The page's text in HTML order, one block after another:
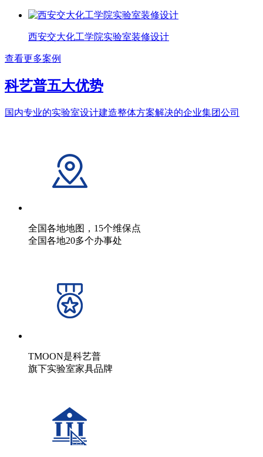
西安交大化工学院实验室装修设计
查看更多案例
科艺普五大优势
国内专业的实验室设计建造整体方案解决的企业集团公司
全国各地地图，15个维保点
全国各地20多个办事处
TMOON是科艺普
旗下实验室家具品牌